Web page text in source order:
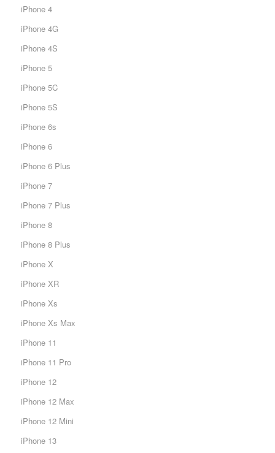
iPhone 4
iPhone 4G
iPhone 4S
iPhone 5
iPhone 5C
iPhone 5S
iPhone 6s
iPhone 6
iPhone 6 Plus
iPhone 7
iPhone 7 Plus
iPhone 8
iPhone 8 Plus
iPhone X
iPhone XR
iPhone Xs
iPhone Xs Max
iPhone 11
iPhone 11 Pro
iPhone 12
iPhone 12 Max
iPhone 12 Mini
iPhone 13